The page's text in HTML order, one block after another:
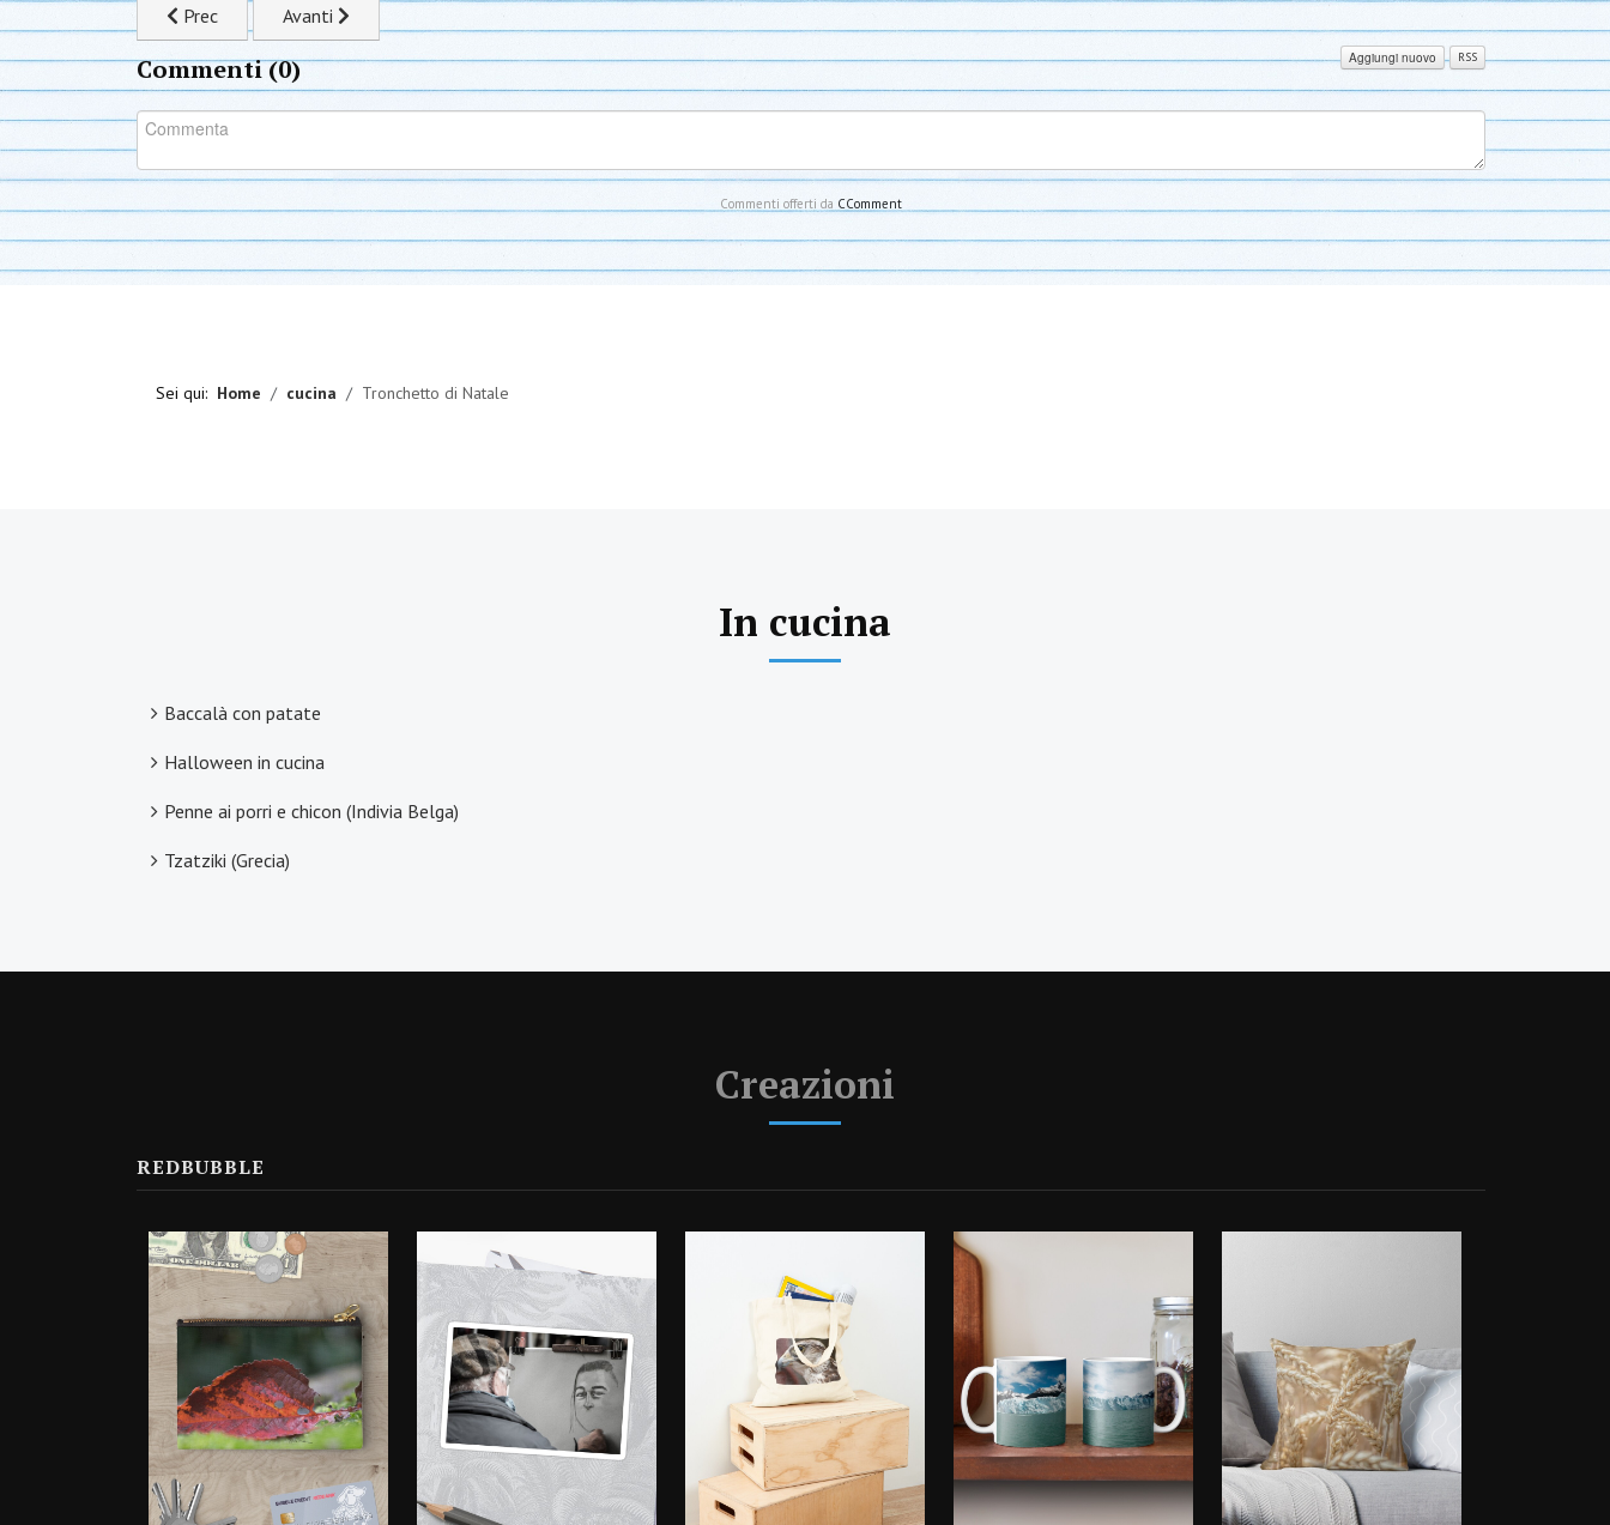
Articolo precedente: Penne ai porri e chicon (Indivia Belga)
Prec Articolo successivo: Halloween in cucina
Avanti
Commenti (0) Aggiungi nuovo RSS
Commenti offerti da CComment
Sei qui: Home cucina Tronchetto di Natale
In cucina
Baccalà con patate
Halloween in cucina
Penne ai porri e chicon (Indivia Belga)
Tzatziki (Grecia)
Creazioni
REDBUBBLE